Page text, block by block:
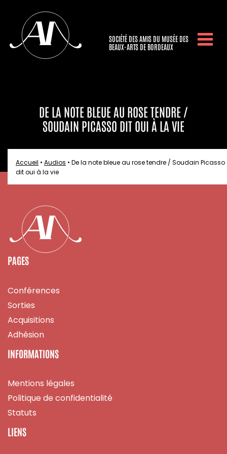
SOCIÉTÉ DES AMIS DU MUSÉE DES
BEAUX-ARTS DE BORDEAUX
DE LA NOTE BLEUE AU ROSE TENDRE /
SOUDAIN PICASSO DIT OUI À LA VIE
Accueil • Audios • De la note bleue au rose tendre / Soudain Picasso
dit oui à la vie
PAGES
Conférences
Sorties
Acquisitions
Adhésion
INFORMATIONS
Mentions légales
Politique de confidentialité
Statuts
LIENS